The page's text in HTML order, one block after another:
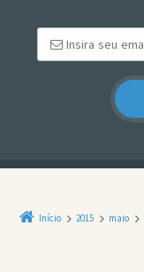
Início 2015 maio